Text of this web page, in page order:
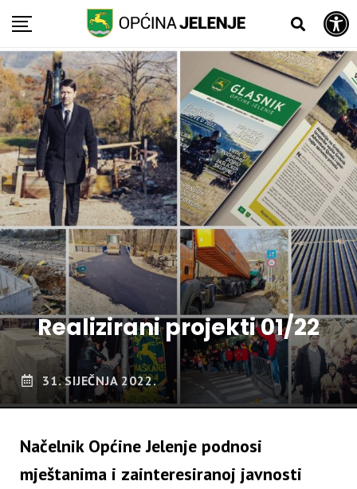
Open toolbar
Skip
content
Realizirani projekti 01/22
31. SIJEČNJA 2022.
Načelnik Općine Jelenje podnosi
mještanima i zainteresiranoj javnosti